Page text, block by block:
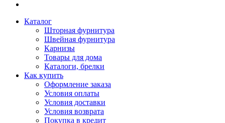
Каталог
Шторная фурнитура
Швейная фурнитура
Карнизы
Товары для дома
Каталоги, брелки
Как купить
Оформление заказа
Условия оплаты
Условия доставки
Условия возврата
Покупка в кредит